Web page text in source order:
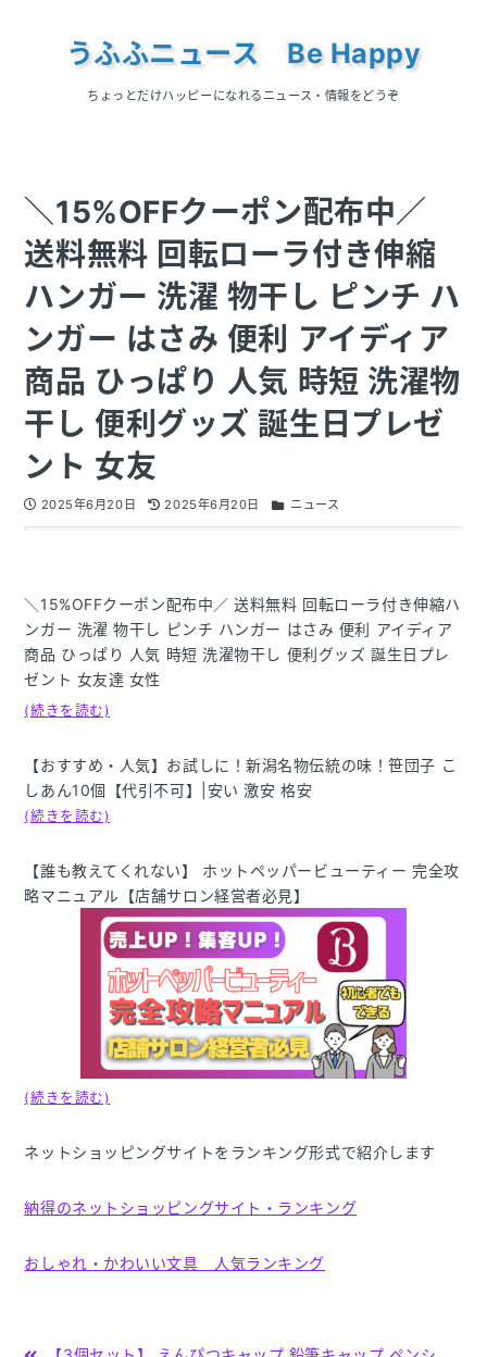
うふふニュース Be Happy
ちょっとだけハッピーになれるニュース・情報をどうぞ
＼15%OFFクーポン配布中／
送料無料 回転ローラ付き伸縮
ハンガー 洗濯 物干し ピンチ ハ
ンガー はさみ 便利 アイディア
商品 ひっぱり 人気 時短 洗濯物
干し 便利グッズ 誕生日プレゼ
ント 女友
2025年6月20日 2025年6月20日 ニュース
＼15%OFFクーポン配布中／ 送料無料 回転ローラ付き伸縮ハ
ンガー 洗濯 物干し ピンチ ハンガー はさみ 便利 アイディア
商品 ひっぱり 人気 時短 洗濯物干し 便利グッズ 誕生日プレ
ゼント 女友達 女性
(続きを読む)
【おすすめ・人気】お試しに！新潟名物伝統の味！笹団子 こ
しあん10個【代引不可】|安い 激安 格安
(続きを読む)
【誰も教えてくれない】 ホットペッパービューティー 完全攻
略マニュアル【店舗サロン経営者必見】
(続きを読む)
ネットショッピングサイトをランキング形式で紹介します
納得のネットショッピングサイト・ランキング
おしゃれ・かわいい文具 人気ランキング